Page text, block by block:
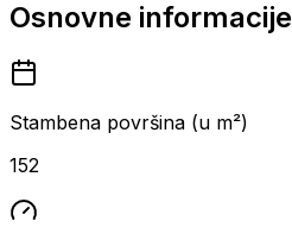
Osnovne informacije
Stambena površina (u m²)
152